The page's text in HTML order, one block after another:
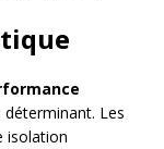
Les
isolation